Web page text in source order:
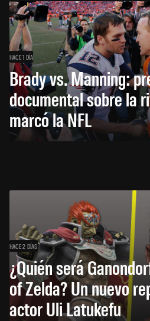
HACE 1 DÍA
Brady vs. Manning:
documental sobre la
marcó la NFL
HACE 2 DÍAS
¿Quién será
of Zelda? Un nuevo
actor Uli Latukefu